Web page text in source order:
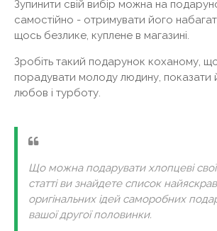
Зупинити свій вибір можна на
самостійно - отримувати його
щось безлике, куплене в магазині.
Зробіть такий подарунок коханому,
порадувати молоду людину,
любов і турботу.
Що можна подарувати хлопцеві
статті ви знайдете список
оригінальних ідей саморобних
вашої другої половинки.